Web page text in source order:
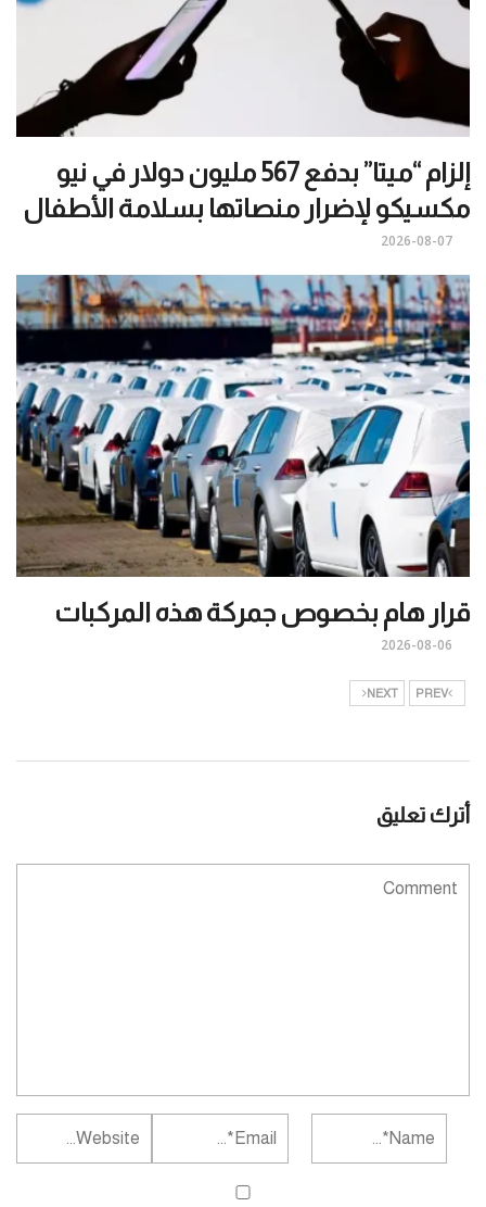
إلزام “ميتا” بدفع 567 مليون دولار في نيو
مكسيكو لإضرار منصاتها بسلامة الأطفال
2026-08-07
قرار هام بخصوص جمركة هذه المركبات
2026-08-06
PREV
NEXT
أترك تعليق